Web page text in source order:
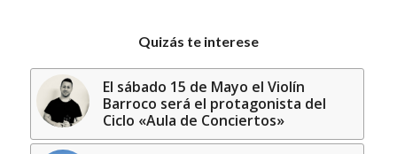
Quizás te interese
El sábado 15 de Mayo el Violín
Barroco será el protagonista del
Ciclo «Aula de Conciertos»